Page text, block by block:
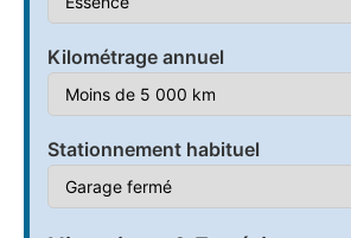
Kilométrage annuel
Stationnement habituel